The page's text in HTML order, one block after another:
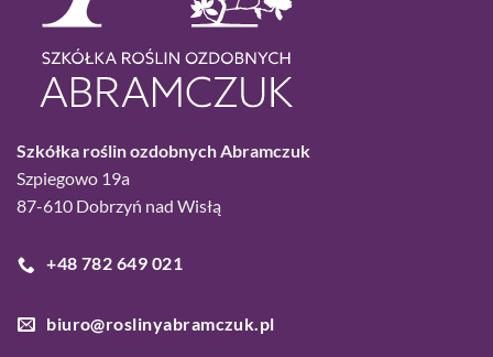
Szkółka roślin ozdobnych Abramczuk
Szpiegowo 19a
87-610 Dobrzyń nad Wisłą
+48 782 649 021
biuro@roslinyabramczuk.pl